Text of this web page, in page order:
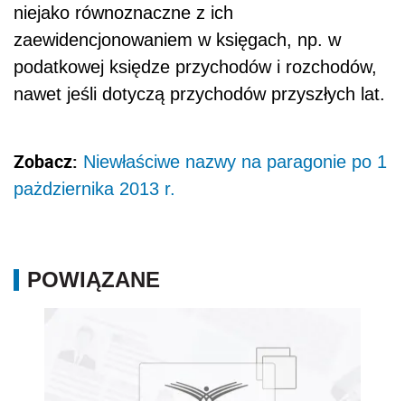
niejako równoznaczne z ich
zaewidencjonowaniem w księgach, np. w
podatkowej księdze przychodów i rozchodów,
nawet jeśli dotyczą przychodów przyszłych lat.
Zobacz: Niewłaściwe nazwy na paragonie po 1
pażdziernika 2013 r.
POWIĄZANE